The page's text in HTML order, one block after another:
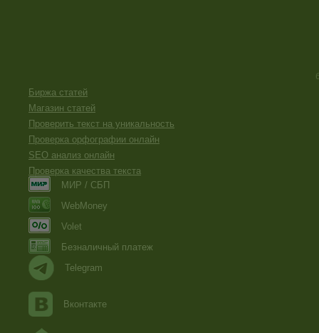
Биржа статей
Магазин статей
Проверить текст на уникальность
Проверка орфографии онлайн
SEO анализ онлайн
Проверка качества текста
МИР / СБП
WebMoney
Volet
Безналичный платеж
Telegram
Вконтакте